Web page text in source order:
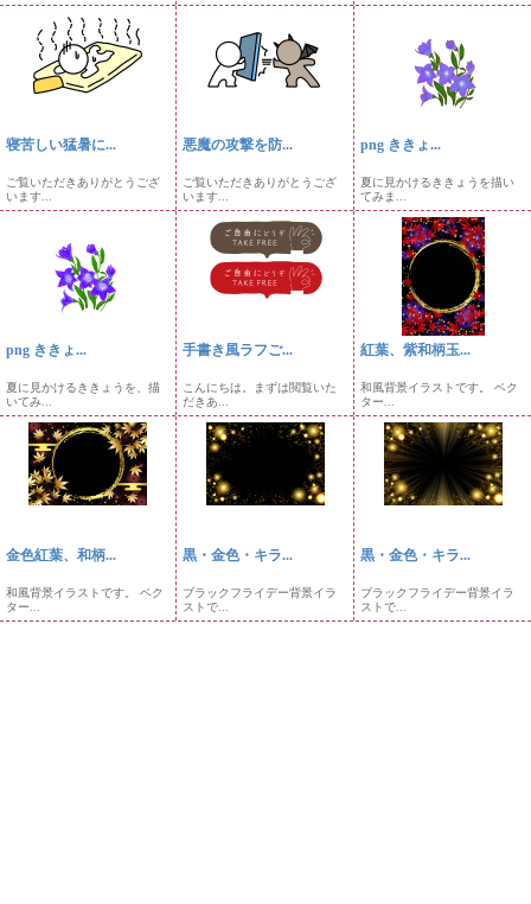
寝苦しい猛暑に...
ご覧いただきありがとうござ
います...
悪魔の攻撃を防...
ご覧いただきありがとうござ
います...
png ききょ...
夏に見かけるききょうを描い
てみま...
png ききょ...
夏に見かけるききょうを、描
いてみ...
手書き風ラフご...
こんにちは。まずは閲覧いた
だきあ...
紅葉、紫和柄玉...
和風背景イラストです。 ベク
ター...
金色紅葉、和柄...
和風背景イラストです。 ベク
ター...
黒・金色・キラ...
ブラックフライデー背景イラ
ストで...
黒・金色・キラ...
ブラックフライデー背景イラ
ストで...